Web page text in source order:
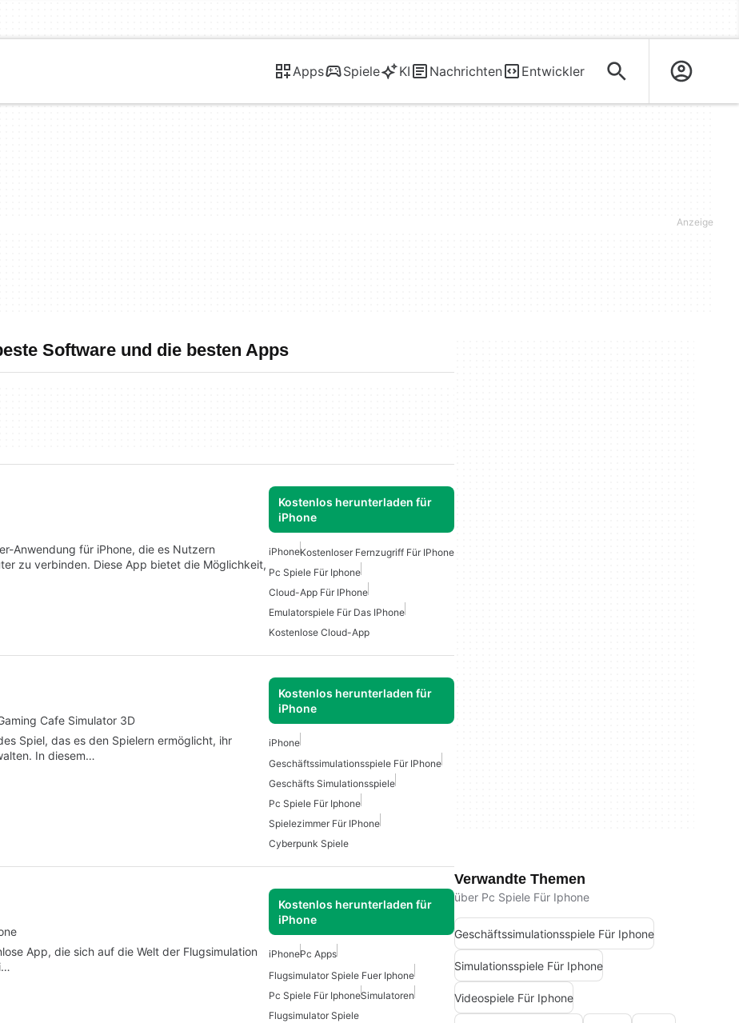
Apps Spiele KI Nachrichten Entwickler
Software und die besten Apps
Kostenlos herunterladen für
iPhone
Anwendung für iPhone, die es Nutzern
zu verbinden. Diese App bietet die Möglichkeit,
iPhoneKostenloser Fernzugriff Für IPhone
Pc Spiele Für Iphone
Cloud-App Für IPhone
Emulatorspiele Für Das IPhone
Kostenlose Cloud-App
Cafe Simulator 3D
Kostenlos herunterladen für
iPhone
Spiel, das es den Spielern ermöglicht, ihr
In diesem…
iPhone
Geschäftssimulationsspiele Für IPhone
Geschäfts Simulationsspiele
Pc Spiele Für Iphone
Spielezimmer Für IPhone
Cyberpunk Spiele
Kostenlos herunterladen für
iPhone
App, die sich auf die Welt der Flugsimulation
iPhonePc Apps
Flugsimulator Spiele Fuer Iphone
Pc Spiele Für IphoneSimulatoren
Flugsimulator Spiele
Verwandte Themen
über Pc Spiele Für Iphone
Geschäftssimulationsspiele Für Iphone
Simulationsspiele Für Iphone
Videospiele Für Iphone